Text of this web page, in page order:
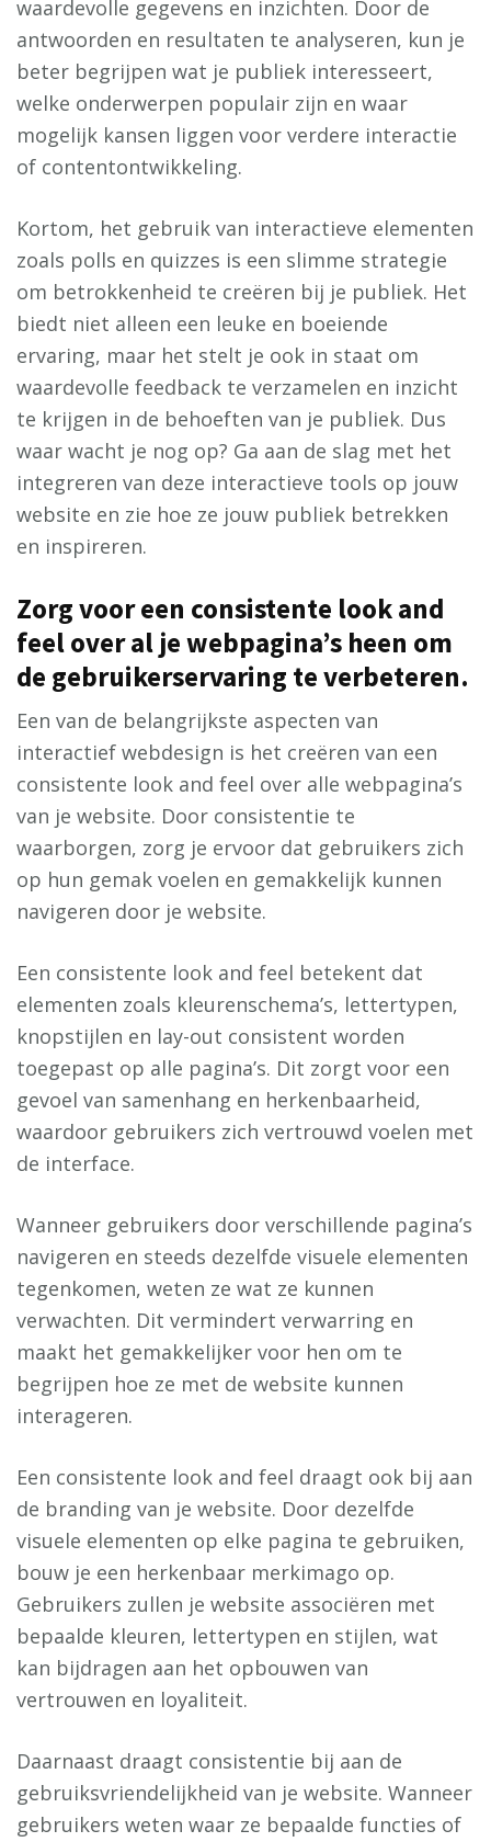
waardevolle gegevens en inzichten. Door de
antwoorden en resultaten te analyseren, kun je
beter begrijpen wat je publiek interesseert,
welke onderwerpen populair zijn en waar
mogelijk kansen liggen voor verdere interactie
of contentontwikkeling.
Kortom, het gebruik van interactieve elementen
zoals polls en quizzes is een slimme strategie
om betrokkenheid te creëren bij je publiek. Het
biedt niet alleen een leuke en boeiende
ervaring, maar het stelt je ook in staat om
waardevolle feedback te verzamelen en inzicht
te krijgen in de behoeften van je publiek. Dus
waar wacht je nog op? Ga aan de slag met het
integreren van deze interactieve tools op jouw
website en zie hoe ze jouw publiek betrekken
en inspireren.
Zorg voor een consistente look and
feel over al je webpagina’s heen om
de gebruikerservaring te verbeteren.
Een van de belangrijkste aspecten van
interactief webdesign is het creëren van een
consistente look and feel over alle webpagina’s
van je website. Door consistentie te
waarborgen, zorg je ervoor dat gebruikers zich
op hun gemak voelen en gemakkelijk kunnen
navigeren door je website.
Een consistente look and feel betekent dat
elementen zoals kleurenschema’s, lettertypen,
knopstijlen en lay-out consistent worden
toegepast op alle pagina’s. Dit zorgt voor een
gevoel van samenhang en herkenbaarheid,
waardoor gebruikers zich vertrouwd voelen met
de interface.
Wanneer gebruikers door verschillende pagina’s
navigeren en steeds dezelfde visuele elementen
tegenkomen, weten ze wat ze kunnen
verwachten. Dit vermindert verwarring en
maakt het gemakkelijker voor hen om te
begrijpen hoe ze met de website kunnen
interageren.
Een consistente look and feel draagt ook bij aan
de branding van je website. Door dezelfde
visuele elementen op elke pagina te gebruiken,
bouw je een herkenbaar merkimago op.
Gebruikers zullen je website associëren met
bepaalde kleuren, lettertypen en stijlen, wat
kan bijdragen aan het opbouwen van
vertrouwen en loyaliteit.
Daarnaast draagt consistentie bij aan de
gebruiksvriendelijkheid van je website. Wanneer
gebruikers weten waar ze bepaalde functies of